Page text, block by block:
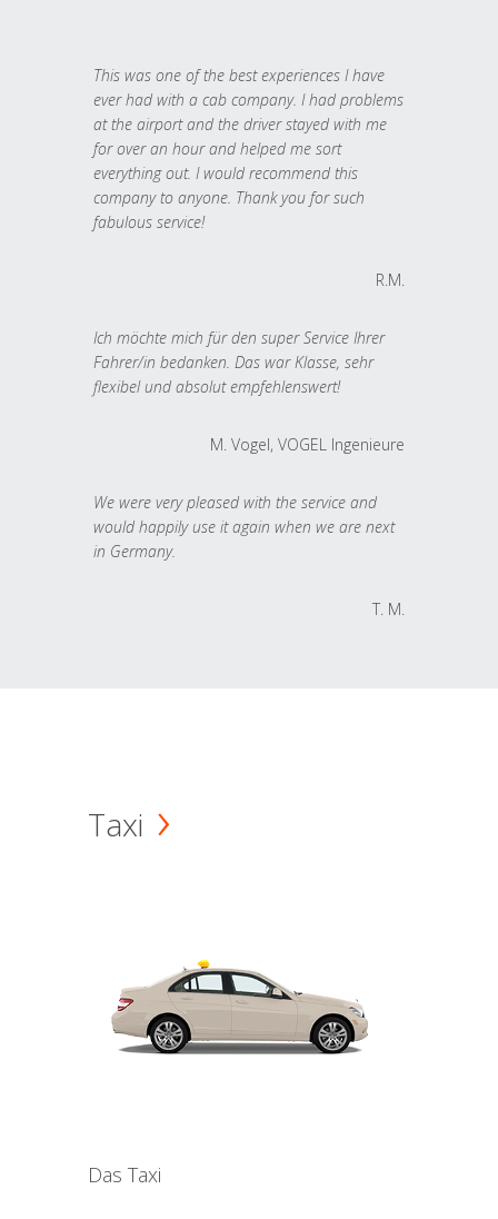
This was one of the best experiences I have
ever had with a cab company. I had problems
at the airport and the driver stayed with me
for over an hour and helped me sort
everything out. I would recommend this
company to anyone. Thank you for such
fabulous service!
R.M.
Ich möchte mich für den super Service Ihrer
Fahrer/in bedanken. Das war Klasse, sehr
flexibel und absolut empfehlenswert!
M. Vogel, VOGEL Ingenieure
We were very pleased with the service and
would happily use it again when we are next
in Germany.
T. M.
Taxi
Das Taxi